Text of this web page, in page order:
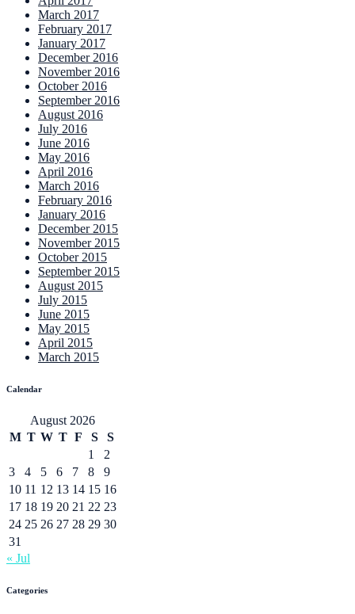
March 2017
February 2017
January 2017
December 2016
November 2016
October 2016
September 2016
August 2016
July 2016
June 2016
May 2016
April 2016
March 2016
February 2016
January 2016
December 2015
November 2015
October 2015
September 2015
August 2015
July 2015
June 2015
May 2015
April 2015
March 2015
Calendar
August 2026
M T W T F S
S
1
2
3
4 5 6 7 8
9
10 11 12 13 14 15 16
17 18 19 20 21 22 23
24 25 26 27 28 29 30
31
« Jul
Categories